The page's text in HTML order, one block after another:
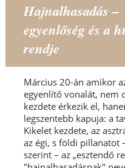
Hajnalhasadás
egyenlőség és a
rendje
Március 20-án amikor
egyenlítő vonalát, nem
kezdete érkezik el,
legszentebb kapuja: a
Kikelet kezdete, az
az égi, s földi pillanatot
szerint – az „esztendő